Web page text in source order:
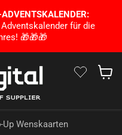
für die
🎁🎁🎁
Wenskaarten